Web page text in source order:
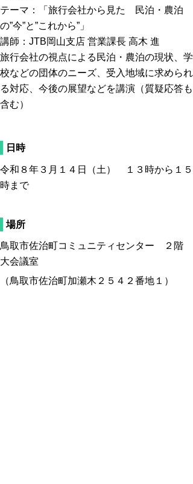
テーマ：「旅行会社から見た
民泊・農泊
の”今”と”これから”」
講師：JTB岡山支店 営業課長 高木 進
旅行会社の視点による民泊・農泊の現状、学
校などの団体のニーズ、受入地域に求められ
る対応、今後の展望などを講演（質疑応答も
含む）
日時
令和８年３月１４日（土） １３時から１５
時まで
場所
鳥取市佐治町コミュニティセンター ２階
大会議室
（鳥取市佐治町加瀬木２５４２番地１）